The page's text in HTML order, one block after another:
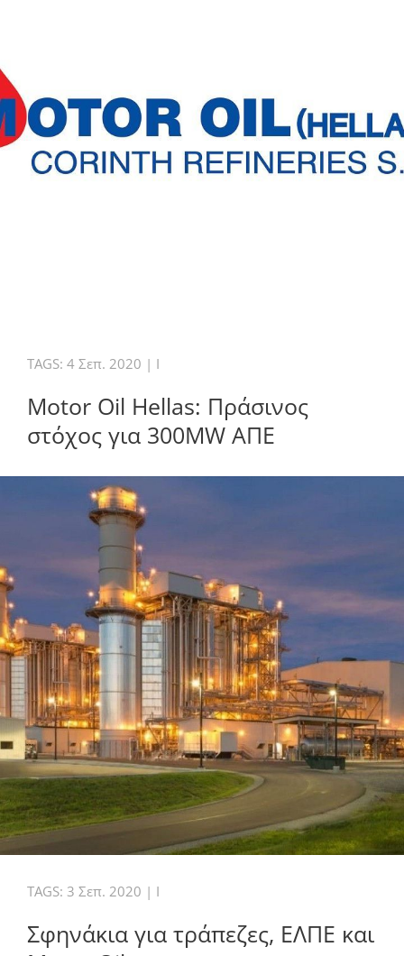
TAGS: 4 Σεπ. 2020 | I
Motor Oil Hellas: Πράσινος
στόχος για 300MW ΑΠΕ
TAGS: 3 Σεπ. 2020 | I
Σφηνάκια για τράπεζες, ΕΛΠΕ και